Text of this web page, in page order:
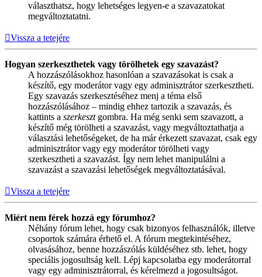
választhatsz, hogy lehetséges legyen-e a szavazatokat
megváltoztatatni.
Vissza a tetejére
Hogyan szerkeszthetek vagy törölhetek egy szavazást?
A hozzászólásokhoz hasonlóan a szavazásokat is csak a
készítő, egy moderátor vagy egy adminisztrátor szerkesztheti.
Egy szavazás szerkesztéséhez menj a téma első
hozzászólásához – mindig ehhez tartozik a szavazás, és
kattints a szerkesztgombra. Ha még senki sem szavazott, a
készítő még törölheti a szavazást, vagy megváltoztathatja a
választási lehetőségeket, de ha már érkezett szavazat, csak egy
adminisztrátor vagy egy moderátor törölheti vagy
szerkesztheti a szavazást. Így nem lehet manipulálni a
szavazást a szavazási lehetőségek megváltoztatásával.
Vissza a tetejére
Miért nem férek hozzá egy fórumhoz?
Néhány fórum lehet, hogy csak bizonyos felhasználók, illetve
csoportok számára érhető el. A fórum megtekintéséhez,
olvasásához, benne hozzászólás küldéséhez stb. lehet, hogy
speciális jogosultság kell. Lépj kapcsolatba egy moderátorral
vagy egy adminisztrátorral, és kérelmezd a jogosultságot.